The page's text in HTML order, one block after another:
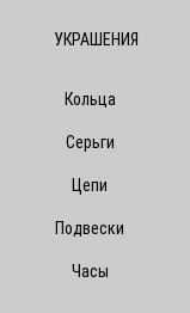
УКРАШЕНИЯ
Кольца
Серьги
Цепи
Подвески
Часы